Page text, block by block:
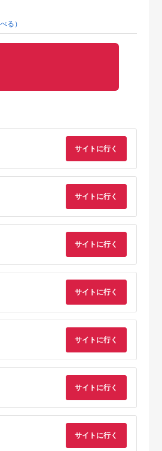
ス
出典：ふるなび
【3回定期便】産みた
5.0
出典：ふるな
神奈川県 相模原市
おがわのたまご Mサ
る）
サイトに行く
サイトに行く
サイトに行く
サイトに行く
サイトに行く
サイトに行く
サイトに行く